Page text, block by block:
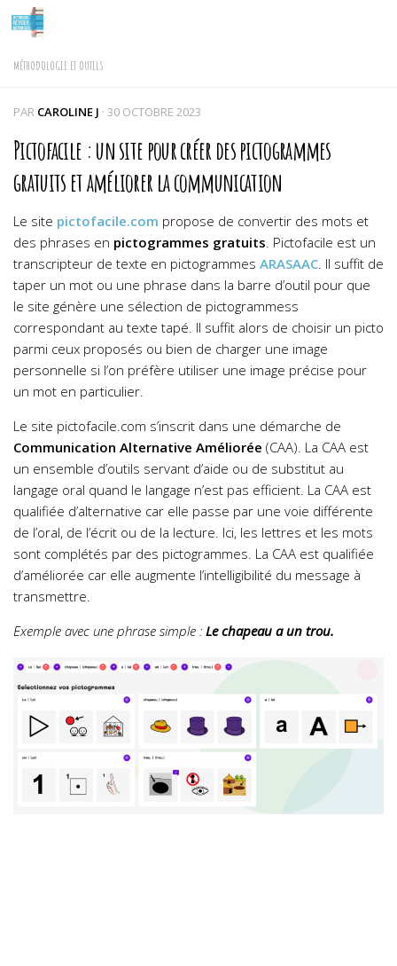
Skip to content
MÉTHODOLOGIE ET OUTILS
PAR CAROLINE J · 30 OCTOBRE 2023
Pictofacile : un site pour créer des pictogrammes
gratuits et améliorer la communication
Le site pictofacile.com propose de convertir des mots et
des phrases en pictogrammes gratuits. Pictofacile est un
transcripteur de texte en pictogrammes ARASAAC. Il suffit de
taper un mot ou une phrase dans la barre d’outil pour que
le site génère une sélection de pictogrammess
correspondant au texte tapé. Il suffit alors de choisir un picto
parmi ceux proposés ou bien de charger une image
personnelle si l’on préfère utiliser une image précise pour
un mot en particulier.
Le site pictofacile.com s’inscrit dans une démarche de
Communication Alternative Améliorée (CAA). La CAA est
un ensemble d’outils servant d’aide ou de substitut au
langage oral quand le langage n’est pas efficient. La CAA est
qualifiée d’alternative car elle passe par une voie différente
de l’oral, de l’écrit ou de la lecture. Ici, les lettres et les mots
sont complétés par des pictogrammes. La CAA est qualifiée
d’améliorée car elle augmente l’intelligibilité du message à
transmettre.
Exemple avec une phrase simple : Le chapeau a un trou.